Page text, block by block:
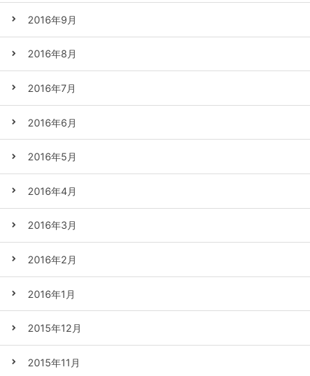
2016年9月
2016年8月
2016年7月
2016年6月
2016年5月
2016年4月
2016年3月
2016年2月
2016年1月
2015年12月
2015年11月